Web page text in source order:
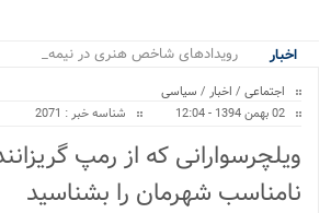
اخبار
رویدادهای شاخص هنری در نیمه نخست _
اجتماعی / اخبار / سیاسی
02 بهمن 1394 - 12:04
شناسه خبر : 2071
ویلچرسوارانی که از رمپ‌
نامناسب شهرمان را بشناسید